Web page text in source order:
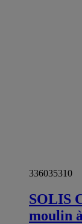
336035310
SOLIS
moulin